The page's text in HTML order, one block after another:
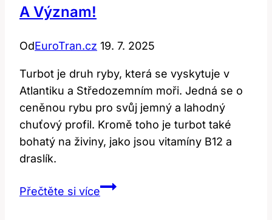
A Význam!
OdEuroTran.cz 19. 7. 2025
Turbot je druh ryby, která se vyskytuje v
Atlantiku a Středozemním moři. Jedná se o
ceněnou rybu pro svůj jemný a lahodný
chuťový profil. Kromě toho je turbot také
bohatý na živiny, jako jsou vitamíny B12 a
draslík.
Přečtěte si víceTurbot: